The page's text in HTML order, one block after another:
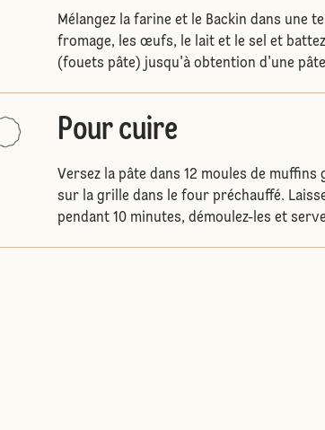
Mélangez la farine et le Backin dans une
fromage, les œufs, le lait et le sel et
(fouets pâte) jusqu'à obtention d'une
Pour cuire
Versez la pâte dans 12 moules de muffins
sur la grille dans le four préchauffé.
pendant 10 minutes, démoulez-les et